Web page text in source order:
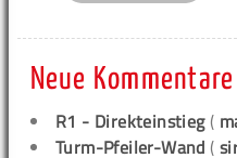
Neue Kommentare
R1 - Direkteinstieg(
Turm-Pfeiler-Wand (